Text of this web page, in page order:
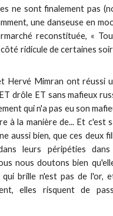
ne sont finalement pas
une danseuse en
reconstituée, «
ridicule de certaines
Hervé Mimran ont réussi
drôle ET sans mafieux
qui n'a pas eu son
à la manière de... Et c'est
aussi bien, que ces deux
leurs péripéties
nous doutons bien
brille n'est pas de l'or,
elles risquent de